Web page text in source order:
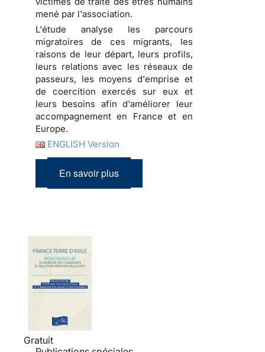
mené par l'association.
L'étude analyse les parcours
migratoires de ces migrants, les
raisons de leur départ, leurs profils,
leurs relations avec les réseaux de
passeurs, les moyens d'emprise et
de coercition exercés sur eux et
leurs besoins afin d'améliorer leur
accompagnement en France et en
Europe.
ENGLISH Version
En savoir plus
Gratuit